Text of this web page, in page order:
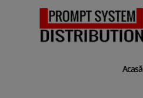
Acasă